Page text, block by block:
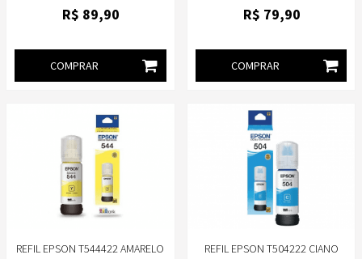
R$ 89,90
COMPRAR
R$ 79,90
COMPRAR
REFIL EPSON T544422 AMARELO
REFIL EPSON T504222 CIANO